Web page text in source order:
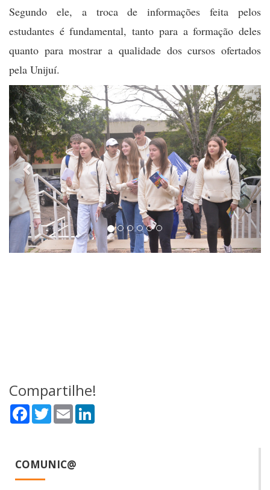
Segundo ele, a troca de informações feita pelos
estudantes é fundamental, tanto para a formação deles
quanto para mostrar a qualidade dos cursos ofertados
pela Unijuí.
Compartilhe!
Facebook
TwitterEmail
COMUNIC@